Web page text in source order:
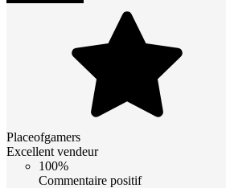
Placeofgamers
Excellent vendeur
100%
Commentaire positif